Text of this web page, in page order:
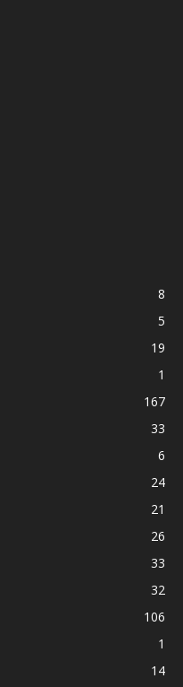
8
5
19
1
167
33
6
24
21
26
33
32
106
1
14